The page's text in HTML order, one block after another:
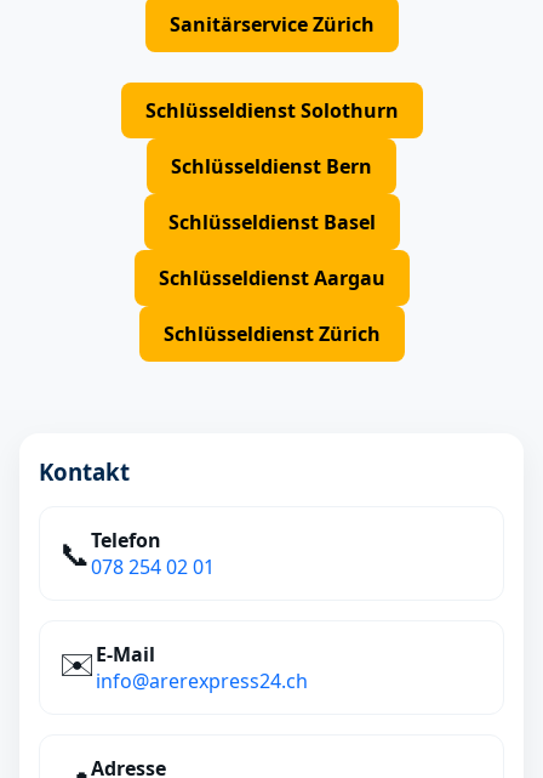
Sanitärservice Zürich
Schlüsseldienst Solothurn
Schlüsseldienst Bern
Schlüsseldienst Basel
Schlüsseldienst Aargau
Schlüsseldienst Zürich
Kontakt
📞Telefon
078 254 02 01
✉️E‑Mail
info@arerexpress24.ch
Adresse